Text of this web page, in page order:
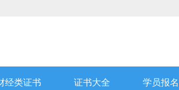
经类证书 证书大全 学员报名